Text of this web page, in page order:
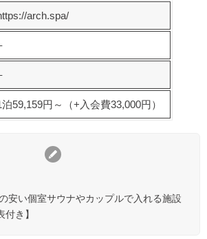
arch.spa/
泊59,159円～（+入会費33,000円）
安い個室サウナやカップルで入れる施設
き】